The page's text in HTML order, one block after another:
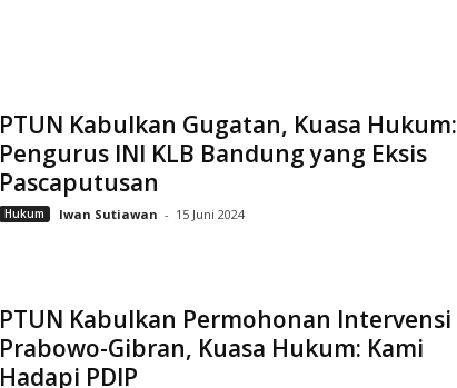
PTUN Kabulkan Gugatan, Kuasa Hukum:
Pengurus INI KLB Bandung yang Eksis
Pascaputusan
Hukum Iwan Sutiawan - 15 Juni 2024
PTUN Kabulkan Permohonan Intervensi
Prabowo-Gibran, Kuasa Hukum: Kami
Hadapi PDIP